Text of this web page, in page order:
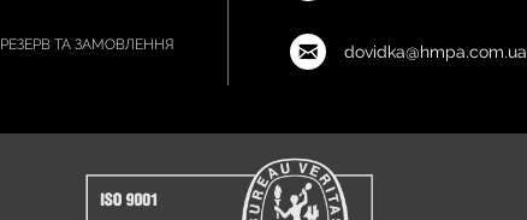
РЕЗЕРВ ТА ЗАМОВЛЕННЯ dovidka@hmpa.com.ua